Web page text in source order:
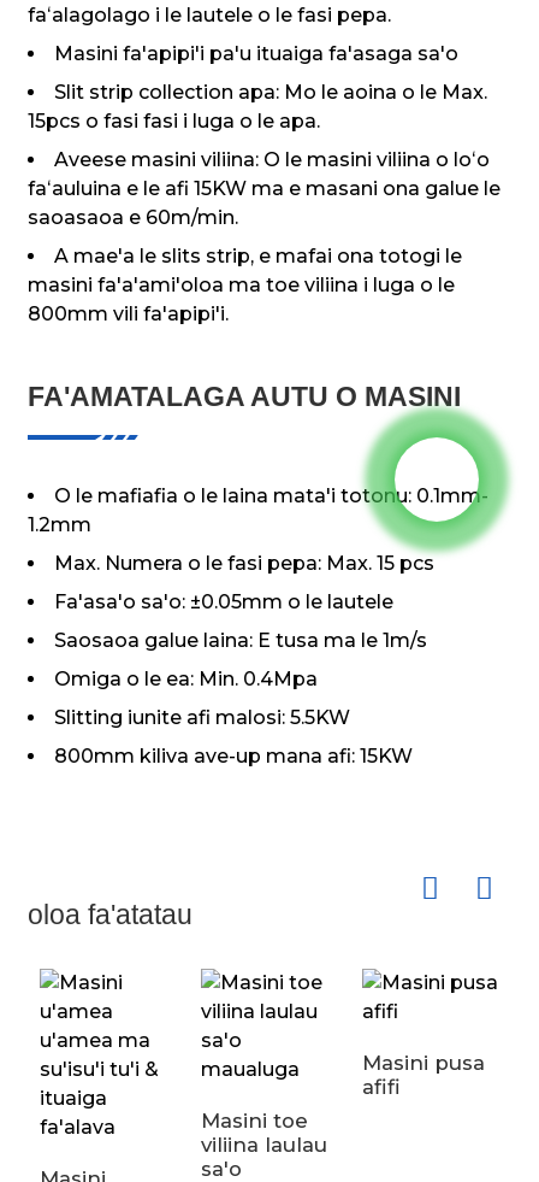
faʻalagolago i le lautele o le fasi pepa.
Masini fa'apipi'i pa'u ituaiga fa'asaga sa'o
Slit strip collection apa: Mo le aoina o le Max.
15pcs o fasi fasi i luga o le apa.
Aveese masini viliina: O le masini viliina o loʻo
faʻauluina e le afi 15KW ma e masani ona galue le
saoasaoa e 60m/min.
A mae'a le slits strip, e mafai ona totogi le
masini fa'a'ami'oloa ma toe viliina i luga o le
800mm vili fa'apipi'i.
FA'AMATALAGA AUTU O MASINI
O le mafiafia o le laina mata'i totonu: 0.1mm-
1.2mm
Max. Numera o le fasi pepa: Max. 15 pcs
Fa'asa'o sa'o: ±0.05mm o le lautele
Saosaoa galue laina: E tusa ma le 1m/s
Omiga o le ea: Min. 0.4Mpa
Slitting iunite afi malosi: 5.5KW
800mm kiliva ave-up mana afi: 15KW
oloa fa'atatau
Masini toe
viliina laulau
sa'o
Masini pusa
afifi